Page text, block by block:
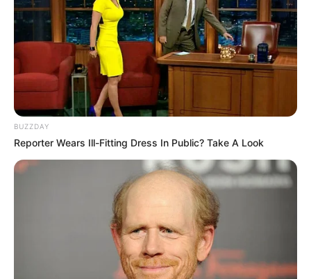
18:47 / 06 Avqust 2026 CƏMİYYƏT
Əmək pensiyalarında və bu
müavinətlərdə ARTIM OLACAQ -
AÇIQLADI
683 0 0
BUZZDAY
Reporter Wears Ill-Fitting Dress In Public? Take A Look